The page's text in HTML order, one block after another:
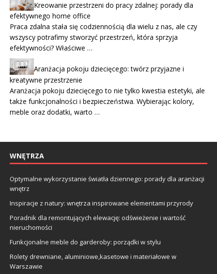
Kreowanie przestrzeni do pracy zdalnej: porady dla
efektywnego home office
Praca zdalna stała się codziennością dla wielu z nas, ale czy
wszyscy potrafimy stworzyć przestrzeń, która sprzyja
efektywności? Właściwe …
Aranżacja pokoju dziecięcego: twórz przyjazne i
kreatywne przestrzenie
Aranżacja pokoju dziecięcego to nie tylko kwestia estetyki, ale
także funkcjonalności i bezpieczeństwa. Wybierając kolory,
meble oraz dodatki, warto …
WNĘTRZA
Optymalne wykorzystanie światła dziennego: porady dla aranżacji
wnętrz
Inspiracje z natury: wnętrza inspirowane elementami przyrody
Poradnik dla remontujących elewację: odświeżenie i wartość
nieruchomości
Funkcjonalne meble do garderoby: porządki w stylu
Rolety drewniane, aluminiowe,kasetowe i materiałowe w
Warszawie